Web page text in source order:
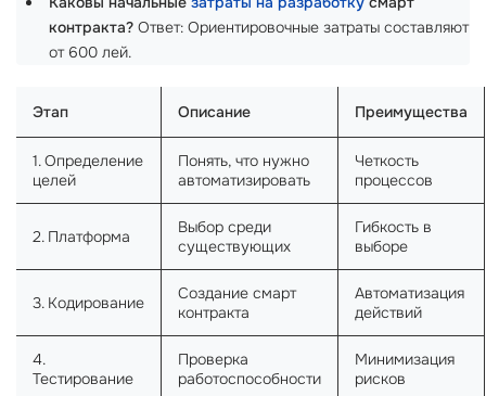
контракта? Ответ: Ориентировочные затраты составляют
от 600 лей.
Этап Описание Преимущества
1. Определение
целей
Понять, что нужно
автоматизировать
Четкость
процессов
2. Платформа
Выбор среди
существующих
Гибкость в
выборе
3. Кодирование
Создание смарт
контракта
Автоматизация
действий
4.
Тестирование
Проверка
работоспособности
Минимизация
рисков